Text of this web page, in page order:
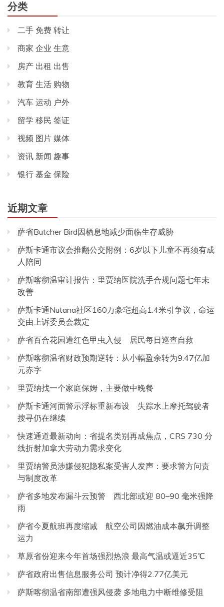
分类
二手 免费 转让
商家 企业 生意
房产 出租 出售
教育 生活 购物
汽车 运动 户外
留学 移民 签证
视频 图片 媒体
资讯 新闻 趣事
银行 基金 保险
近期文章
萨省Butcher Bird因栖息地减少面临生存威胁
萨斯卡通市议会推翻公交附例：6岁以下儿童不再须有成
人陪同
萨斯喀彻温审计报告：里贾纳医院洗手合规问题七年未
改善
萨斯卡通Nutana社区160万豪宅超高1.4米引争议，命运
交由上诉委员会裁定
萨省百合花园遭红色甲虫入侵 居民每日巡查自救
萨斯喀彻温省财政预期逆转：从小幅盈余转为9.47亿加
元赤字
里贾纳找一个家庭保姆，主要做中晚餐
萨斯卡通河面警示浮标重新布设 失踪水上摩托驾驶者
搜寻仍在继续
快速通道最新动向：省提名类别再成焦点，CRS 730 分
线折射加拿大劳动力需求变化
里贾纳警员涉嫌侵犯隐私案受害人发声：要求警方问责
与制度改革
萨省多地发布漏斗云预警 西北部或迎 80–90 毫米强降
雨
萨省今夏航班再度缩减 航空公司因燃油成本飙升调整
运力
草原省份迎来今年首场强烈热浪 最高气温或逼近35℃
萨省政府出售信息服务公司 预计净得2.77亿美元
萨斯喀彻温省南部遭强风侵袭 多地电力中断维修受阻